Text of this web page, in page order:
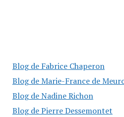
Blog de Fabrice Chaperon
Blog de Marie-France de
Blog de Nadine Richon
Blog de Pierre Dessemontet